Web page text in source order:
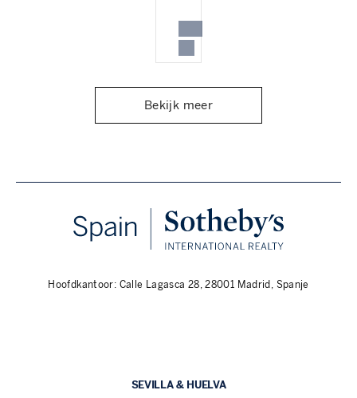
Bekijk meer
Hoofdkantoor: Calle Lagasca 28, 28001 Madrid, Spanje
SEVILLA & HUELVA